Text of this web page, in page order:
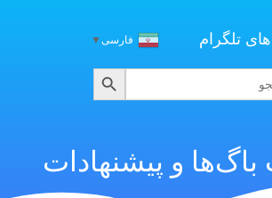
content
تلگرام فارسی▼
و پیشنهادات